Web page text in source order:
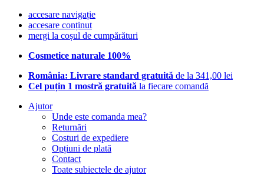
accesare navigație
accesare conținut
mergi la coșul de cumpărături
Cosmetice naturale 100%
România: Livrare standard gratuită de la 341,00 lei
Cel puțin 1 mostră gratuită la fiecare comandă
Ajutor
Unde este comanda mea?
Returnări
Costuri de expediere
Opțiuni de plată
Contact
Toate subiectele de ajutor